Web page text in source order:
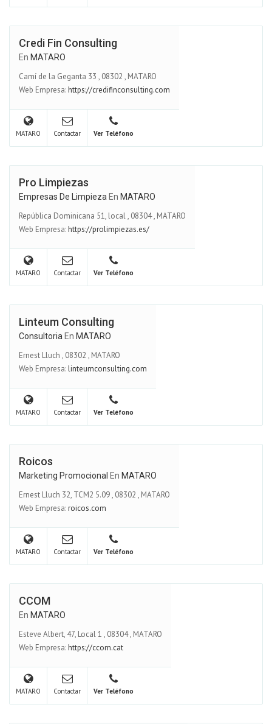
Credi Fin Consulting
En MATARO
Camí de la Geganta 33 , 08302 , MATARO
Web Empresa:https://credifinconsulting.com
MATARO Contactar Ver Teléfono
Pro Limpiezas
Empresas De Limpieza En MATARO
República Dominicana 51, local, 08304, MATARO
Web Empresa:https://prolimpiezas.es/
MATARO Contactar Ver Teléfono
Linteum Consulting
Consultoria En MATARO
Ernest Lluch , 08302 , MATARO
Web Empresa:linteumconsulting.com
MATARO Contactar Ver Teléfono
Roicos
Marketing Promocional En MATARO
Ernest Lluch 32, TCM2 5.09, 08302 , MATARO
Web Empresa:roicos.com
MATARO Contactar Ver Teléfono
CCOM
En MATARO
Esteve Albert, 47, Local 1 , 08304, MATARO
Web Empresa:https://ccom.cat
MATARO Contactar Ver Teléfono